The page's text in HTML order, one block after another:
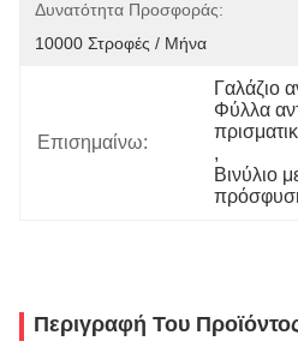
Δυνατότητα Προσφοράς:
10000 Στροφές / Μήνα
Επισημαίνω:
Γαλάζιο
Φύλλα
,
Βινύλιο
Περιγραφή Του